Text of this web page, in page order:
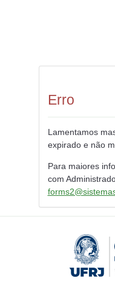
Erro
Lamentamos
expirado e não
Para maiores
com